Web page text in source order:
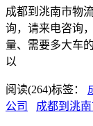
成都到洮南市物
询，请来电咨询
量、需要多大车
以
阅读(264)标签：
公司
成都到洮